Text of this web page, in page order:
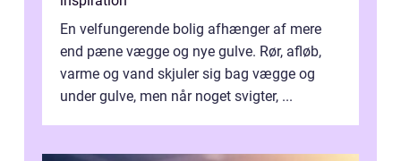
En velfungerende bolig afhænger af mere
end pæne vægge og nye gulve. Rør, afløb,
varme og vand skjuler sig bag vægge og
under gulve, men når noget svigter, ...